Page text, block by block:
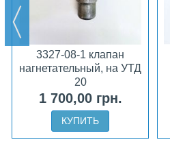
3327-08-1 клапан
нагнетательный, на УТД
20
1 700,00 грн.
КУПИТЬ